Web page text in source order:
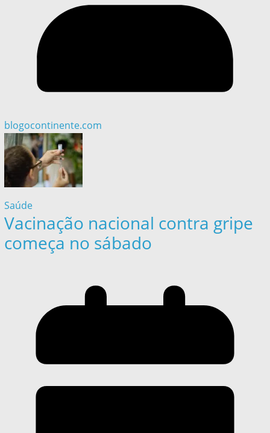
blogocontinente.com
Saúde
Vacinação nacional contra gripe
começa no sábado